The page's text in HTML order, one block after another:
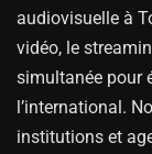
audiovisuelle à
vidéo, le
simultanée pour
l’international.
institutions et